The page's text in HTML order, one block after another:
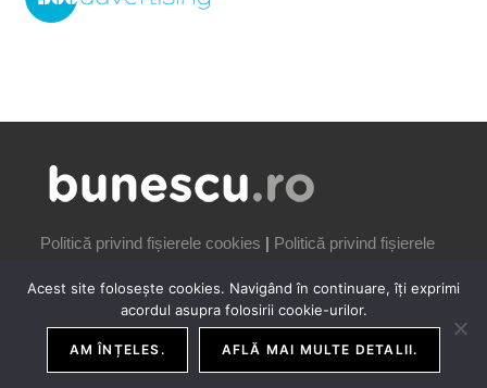
Politică privind fișierele cookies | Politică privind fișierele
COPYRIGHT IONUȚ BUNESCU | 2006-2026
Acest site folosește cookies. Navigând în continuare, îți exprimi
acordul asupra folosirii cookie-urilor.
AM ÎNȚELES. AFLĂ MAI MULTE DETALII.